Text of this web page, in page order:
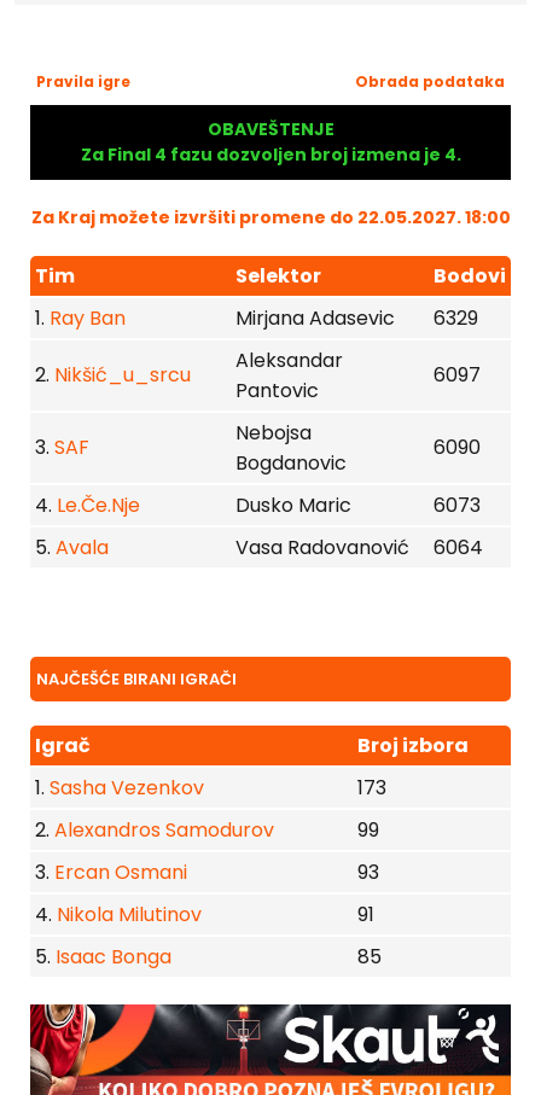
Pravila igre Obrada podataka
OBAVEŠTENJE
Za Final 4 fazu dozvoljen broj izmena je 4.
Za Kraj možete izvršiti promene do 22.05.2027. 18:00
Tim Selektor
Bodovi
1. Ray Ban Mirjana Adasevic 6329
2. Nikšić_u_srcu
Aleksandar
Pantovic
6097
3. SAF
Nebojsa
Bogdanovic
6090
4. Le.Če.Nje Dusko Maric
6073
5. Avala Vasa Radovanović 6064
NAJČEŠĆE BIRANI IGRAČI
Igrač
Broj izbora
1. Sasha Vezenkov
173
2. Alexandros Samodurov
99
3. Ercan Osmani
93
4. Nikola Milutinov
91
5. Isaac Bonga 85